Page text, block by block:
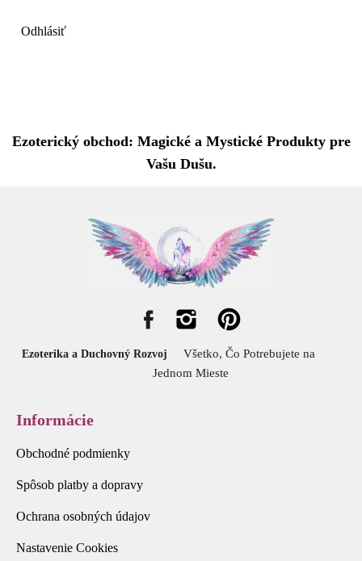
Odhlásiť
Ezoterický obchod: Magické a Mystické Produkty pre
Vašu Dušu.
Ezoterika a Duchovný Rozvoj
Všetko, Čo Potrebujete na
Jednom Mieste
Informácie
Obchodné podmienky
Spôsob platby a dopravy
Ochrana osobných údajov
Nastavenie Cookies